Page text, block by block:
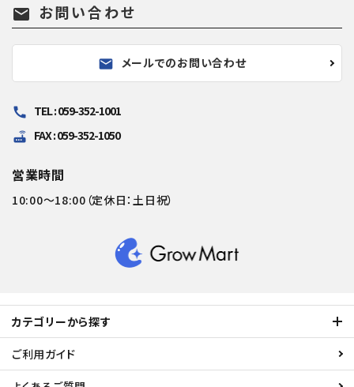
mail お問い合わせ
mail メールでのお問い合わせ
call TEL : 059-352-1001
router FAX : 059-352-1050
営業時間
10:00～18:00（定休日：土日祝）
カテゴリーから探す
ご利用ガイド